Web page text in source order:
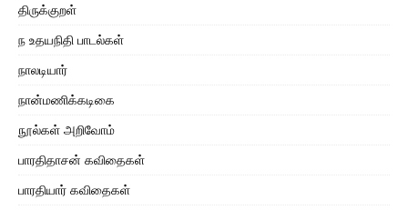
திருக்குறள்
ந உதயநிதி பாடல்கள்
நாலடியார்
நான்மணிக்கடிகை
நூல்கள் அறிவோம்
பாரதிதாசன் கவிதைகள்
பாரதியார் கவிதைகள்